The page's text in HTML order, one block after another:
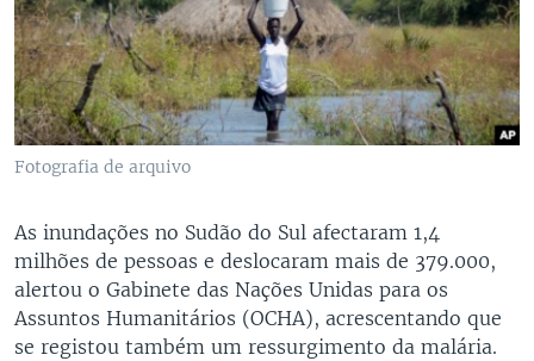
Fotografia de arquivo
As inundações no Sudão do Sul afectaram 1,4
milhões de pessoas e deslocaram mais de 379.000,
alertou o Gabinete das Nações Unidas para os
Assuntos Humanitários (OCHA), acrescentando que
se registou também um ressurgimento da malária.